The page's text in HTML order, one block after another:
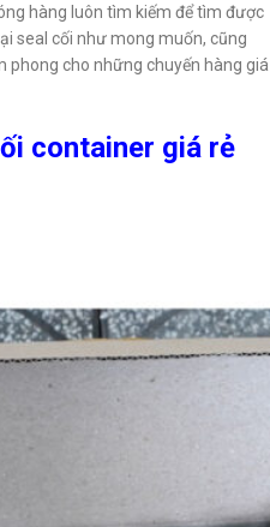
hàng luôn tìm kiếm để tìm được
seal cối như mong muốn, cũng
phong cho những chuyến hàng giá
container giá rẻ